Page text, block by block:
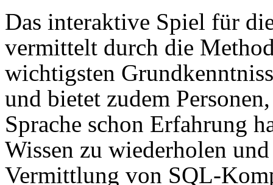
Das interaktive Spiel für
vermittelt durch die
wichtigsten
und bietet zudem
Sprache schon Erfahrung
Wissen zu wiederholen
Vermittlung von SQL-